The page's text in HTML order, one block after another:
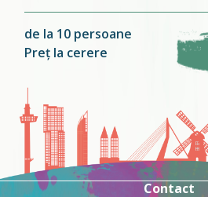
de la 10 persoane
Preț la cerere
Contact